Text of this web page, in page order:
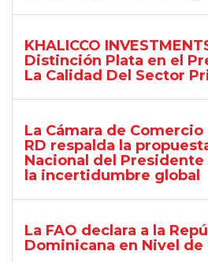
KHALICCO
Distinción Plata en el
La Calidad Del Sector
La Cámara de Comercio
RD respalda la
Nacional del
la incertidumbre global
La FAO declara a la
Dominicana en Nivel de